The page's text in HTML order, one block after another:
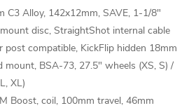
C3 Alloy, 142x12mm, SAVE, 1-1/8"
disc, StraightShot internal cable
post compatible, KickFlip hidden 18mm
mount, BSA-73, 27.5" wheels (XS, S) /
XL)
Boost, coil, 100mm travel, 46mm